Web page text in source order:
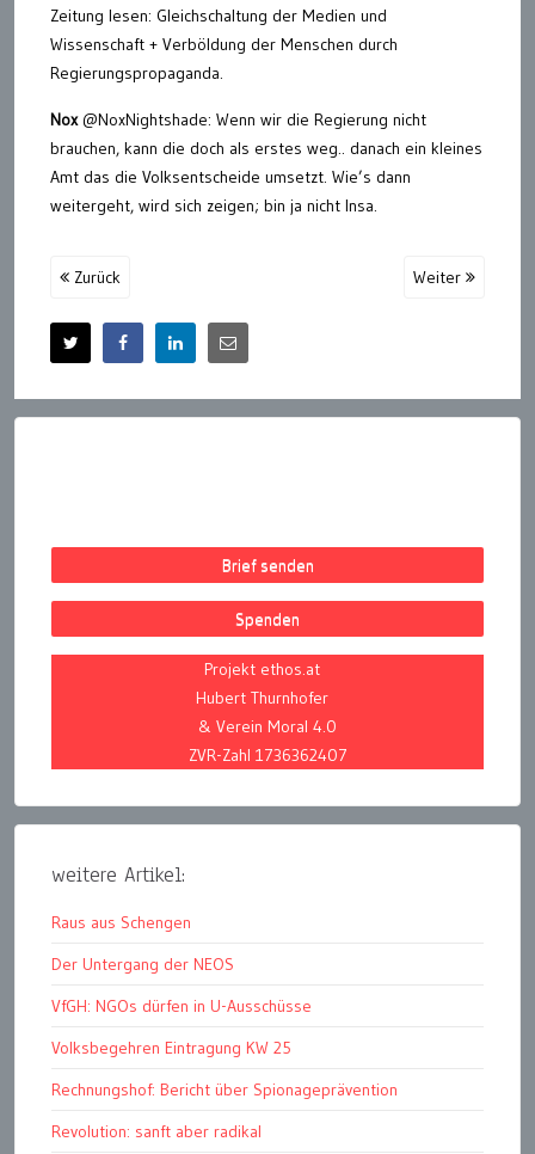
Zeitung lesen: Gleichschaltung der Medien und
Wissenschaft + Verböldung der Menschen durch
Regierungspropaganda.
Nox@NoxNightshade: Wenn wir die Regierung nicht
brauchen, kann die doch als erstes weg.. danach ein kleines
Amt das die Volksentscheide umsetzt. Wie’s dann
weitergeht, wird sich zeigen; bin ja nicht Insa.
Zurück Weiter
Brief senden
Spenden
Projekt ethos.at
Hubert Thurnhofer
& Verein Moral 4.0
ZVR-Zahl 1736362407
weitere Artikel:
Raus aus Schengen
Der Untergang der NEOS
VfGH: NGOs dürfen in U-Ausschüsse
Volksbegehren Eintragung KW 25
Rechnungshof: Bericht über Spionageprävention
Revolution: sanft aber radikal